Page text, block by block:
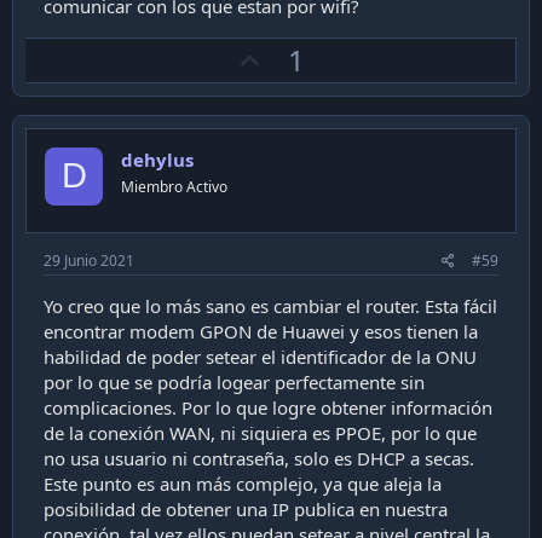
comunicar con los que estan por wifi?
p
v
1
D dehylus
Miembro Activo
29 Junio 2021 #59
Yo creo que lo más sano es cambiar el router. Esta fácil
encontrar modem GPON de Huawei y esos tienen la
habilidad de poder setear el identificador de la ONU
por lo que se podría logear perfectamente sin
complicaciones. Por lo que logre obtener información
de la conexión WAN, ni siquiera es PPOE, por lo que
no usa usuario ni contraseña, solo es DHCP a secas.
Este punto es aun más complejo, ya que aleja la
posibilidad de obtener una IP publica en nuestra